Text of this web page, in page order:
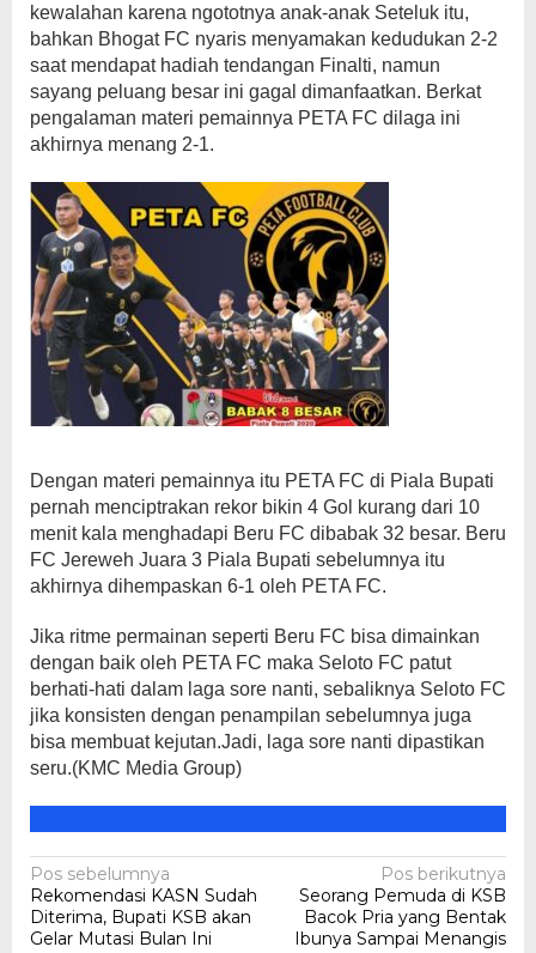
kewalahan karena ngototnya anak-anak Seteluk itu,
bahkan Bhogat FC nyaris menyamakan kedudukan 2-2
saat mendapat hadiah tendangan Finalti, namun
sayang peluang besar ini gagal dimanfaatkan. Berkat
pengalaman materi pemainnya PETA FC dilaga ini
akhirnya menang 2-1.
Dengan materi pemainnya itu PETA FC di Piala Bupati
pernah menciptrakan rekor bikin 4 Gol kurang dari 10
menit kala menghadapi Beru FC dibabak 32 besar. Beru
FC Jereweh Juara 3 Piala Bupati sebelumnya itu
akhirnya dihempaskan 6-1 oleh PETA FC.
Jika ritme permainan seperti Beru FC bisa dimainkan
dengan baik oleh PETA FC maka Seloto FC patut
berhati-hati dalam laga sore nanti, sebaliknya Seloto FC
jika konsisten dengan penampilan sebelumnya juga
bisa membuat kejutan.Jadi, laga sore nanti dipastikan
seru.(KMC Media Group)
Navigasi
pos
Pos sebelumnya
Rekomendasi KASN Sudah
Diterima, Bupati KSB akan
Gelar Mutasi Bulan Ini
Pos berikutnya
Seorang Pemuda di KSB
Bacok Pria yang Bentak
Ibunya Sampai Menangis